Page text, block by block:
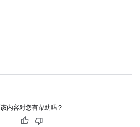
该内容对您有帮助吗？